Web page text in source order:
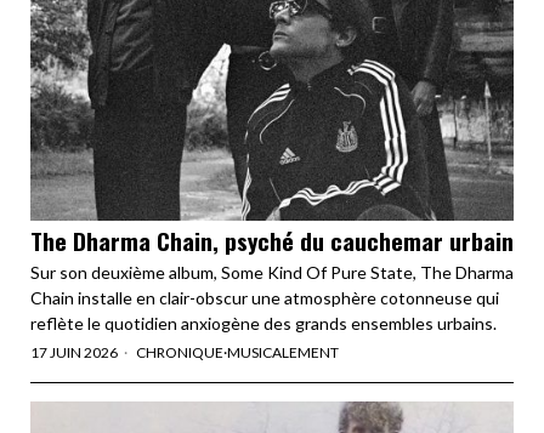
The Dharma Chain, psyché du cauchemar urbain
Sur son deuxième album, Some Kind Of Pure State, The Dharma
Chain installe en clair-obscur une atmosphère cotonneuse qui
reflète le quotidien anxiogène des grands ensembles urbains.
17 JUIN 2026 CHRONIQUE·MUSICALEMENT